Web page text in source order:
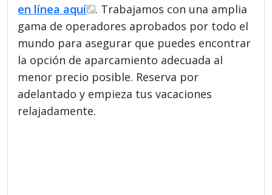
en línea aquí
. Trabajamos con una amplia
gama de operadores aprobados por todo el
mundo para asegurar que puedes encontrar
la opción de aparcamiento adecuada al
menor precio posible. Reserva por
adelantado y empieza tus vacaciones
relajadamente.